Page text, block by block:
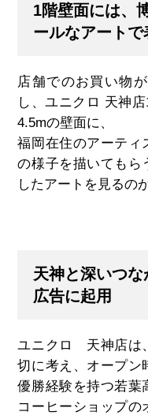
1階壁面には、
ールなアートで
店舗でのお買い物
し、ユニクロ 天神店
4.5mの壁面に、
福岡在住のアーティ
の様子を描いてもら
したアートを見るの
天神と深いつ
広告に起用
ユニクロ 天神店は
切に考え、オープン
優勝経験を持つ若葉
コーヒーショップの